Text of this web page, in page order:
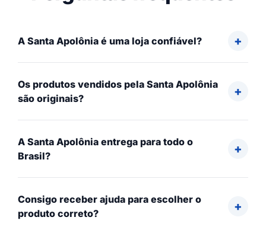
A Santa Apolônia é uma loja confiável?
Os produtos vendidos pela Santa Apolônia
são originais?
A Santa Apolônia entrega para todo o
Brasil?
Consigo receber ajuda para escolher o
produto correto?